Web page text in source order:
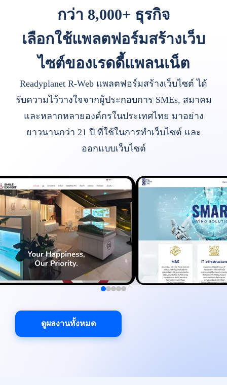
กว่า 8,000+ ธุรกิจ
เลือกใช้แพลตฟอร์มสร้างเว็บ
ไซต์ของเรดดี้แพลนเน็ต
Readyplanet R-Web แพลตฟอร์มสร้างเว็บไซต์ ได้
รับความไว้วางใจจากผู้ประกอบการ SMEs, สมาคม
และหลากหลายองค์กรในประเทศไทย มาอย่าง
ยาวนานกว่า 21 ปี ที่ใช้ในการทำเว็บไซต์ และ
ออกแบบเว็บไซต์
ดูผลงานทั้งหมด